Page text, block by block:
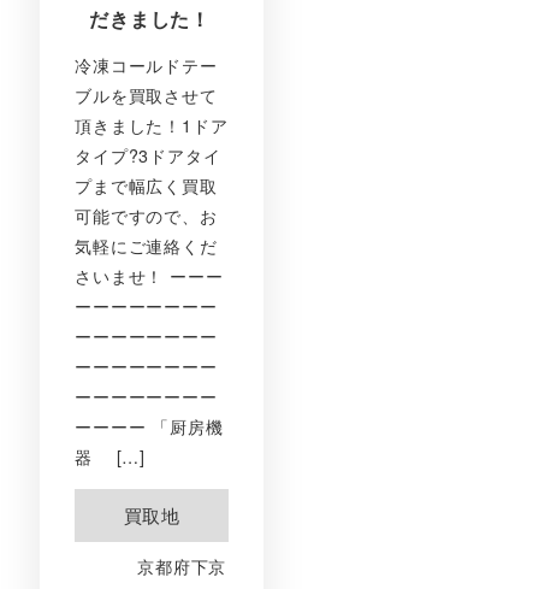
だきました！
冷凍コールドテー
ブルを買取させて
頂きました！1ドア
タイプ?3ドアタイ
プまで幅広く買取
可能ですので、お
気軽にご連絡くだ
さいませ！ ーーー
ーーーーーーーー
ーーーーーーーー
ーーーーーーーー
ーーーーーーーー
ーーーー 「厨房機
器 […]
買取地
京都府下京